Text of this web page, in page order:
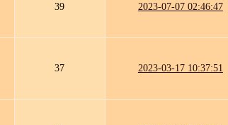
39 2023-07-07 02:46:47
37 2023-03-17 10:37:51